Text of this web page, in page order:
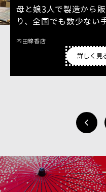
母と娘3人で製造から
り、全国でも数少ない
内田線香店
詳しく見